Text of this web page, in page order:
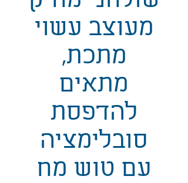
מעוצב עשוי
מתכת,
מתאים
להדפסת
סובלימציה
עם טוש מח